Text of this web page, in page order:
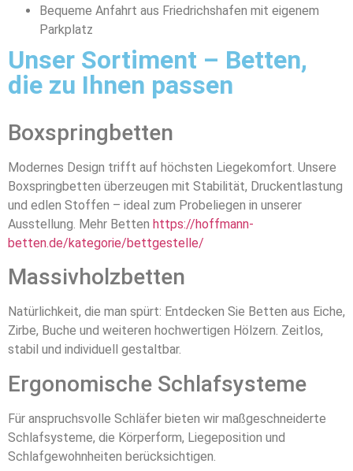
Bequeme Anfahrt aus Friedrichshafen mit eigenem
Parkplatz
Unser Sortiment – Betten,
die zu Ihnen passen
Boxspringbetten
Modernes Design trifft auf höchsten Liegekomfort. Unsere
Boxspringbetten überzeugen mit Stabilität, Druckentlastung
und edlen Stoffen – ideal zum Probeliegen in unserer
Ausstellung. Mehr Betten https://hoffmann-
betten.de/kategorie/bettgestelle/
Massivholzbetten
Natürlichkeit, die man spürt: Entdecken Sie Betten aus Eiche,
Zirbe, Buche und weiteren hochwertigen Hölzern. Zeitlos,
stabil und individuell gestaltbar.
Ergonomische Schlafsysteme
Für anspruchsvolle Schläfer bieten wir maßgeschneiderte
Schlafsysteme, die Körperform, Liegeposition und
Schlafgewohnheiten berücksichtigen.